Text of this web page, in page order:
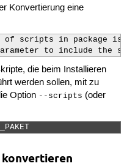
Konvertierung eine
of scripts in package
to include the
die beim Installieren
werden sollen, mit zu
Option --scripts (oder
konvertieren